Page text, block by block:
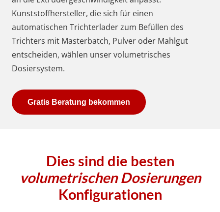
Kunststoffhersteller, die sich für einen
automatischen Trichterlader zum Befüllen des
Trichters mit Masterbatch, Pulver oder Mahlgut
entscheiden, wählen unser volumetrisches
Dosiersystem.
Gratis Beratung bekommen
Dies sind die besten
volumetrischen Dosierungen
Konfigurationen